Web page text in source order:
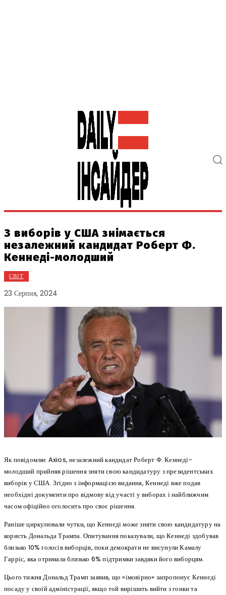
З виборів у США знімається
незалежний кандидат Роберт Ф.
Кеннеді-молодший
СВІТ
23 Серпня, 2024
Як повідомляє Axios, незалежний кандидат Роберт Ф. Кеннеді-
молодший прийняв рішення зняти свою кандидатуру з президентських
виборів у США. Згідно з інформацією видання, Кеннеді вже подав
необхідні документи про відмову від участі у виборах і найближчим
часом офіційно оголосить про своє рішення.
Раніше циркулювали чутки, що Кеннеді може зняти свою кандидатуру на
користь Дональда Трампа. Опитування показували, що Кеннеді здобував
близько 10% голосів виборців, поки демократи не висунули Камалу
Гарріс, яка отримала близько 6% підтримки завдяки його виборцям.
Цього тижня Дональд Трамп заявив, що «імовірно» запропонує Кеннеді
посаду у своїй адміністрації, якщо той вирішить вийти з гонки та